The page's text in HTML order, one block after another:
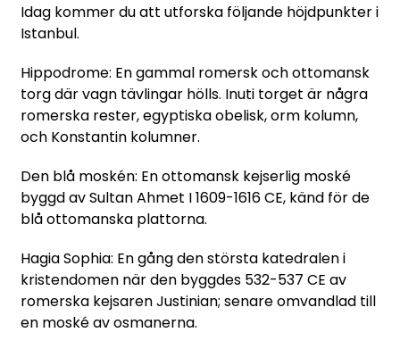
Idag kommer du att utforska följande höjdpunkter i
Istanbul.
Hippodrome: En gammal romersk och ottomansk
torg där vagn tävlingar hölls. Inuti torget är några
romerska rester, egyptiska obelisk, orm kolumn,
och Konstantin kolumner.
Den blå moskén: En ottomansk kejserlig moské
byggd av Sultan Ahmet I 1609-1616 CE, känd för de
blå ottomanska plattorna.
Hagia Sophia: En gång den största katedralen i
kristendomen när den byggdes 532-537 CE av
romerska kejsaren Justinian; senare omvandlad till
en moské av osmanerna.